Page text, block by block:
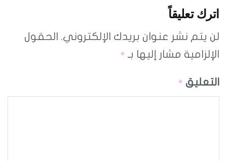
اترك تعليقاً
لن يتم نشر عنوان بريدك الإلكتروني. الحقول
الإلزامية مشار إليها بـ *
التعليق *